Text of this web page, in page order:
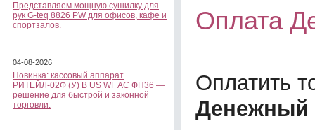
Представляем мощную сушилку для
рук G-teq 8826 PW для офисов, кафе и
спортзалов.
04-08-2026
Новинка: кассовый аппарат
РИТЕЙЛ-02Ф (У) B US WF AC ФН36 —
решение для быстрой и законной
торговли.
Оплата
Оплатить
Денежный